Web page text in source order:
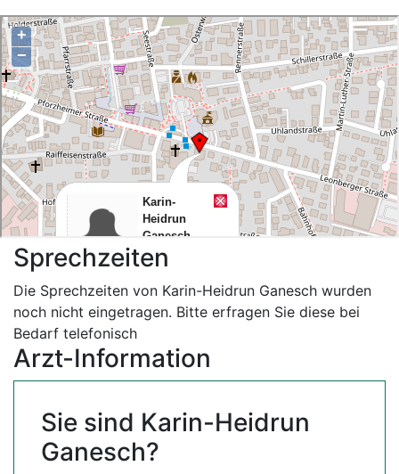
Sprechzeiten
Die Sprechzeiten von Karin-Heidrun Ganesch wurden
noch nicht eingetragen. Bitte erfragen Sie diese bei
Bedarf telefonisch
Arzt-Information
Sie sind Karin-Heidrun
Ganesch?